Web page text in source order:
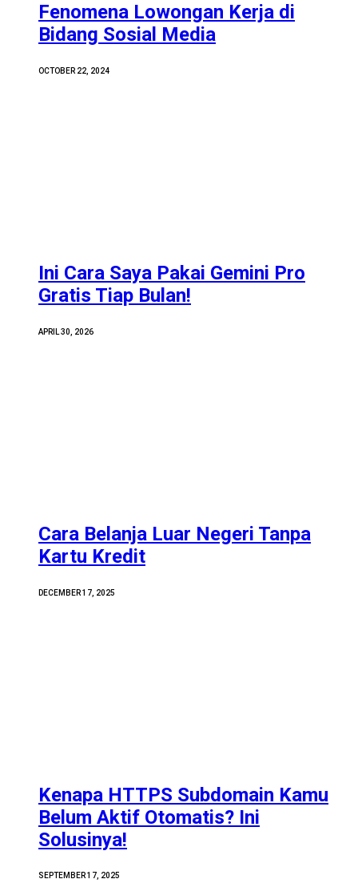
Fenomena Lowongan Kerja di
Bidang Sosial Media
OCTOBER 22, 2024
Ini Cara Saya Pakai Gemini Pro
Gratis Tiap Bulan!
APRIL 30, 2026
Cara Belanja Luar Negeri Tanpa
Kartu Kredit
DECEMBER 17, 2025
Kenapa HTTPS Subdomain Kamu
Belum Aktif Otomatis? Ini
Solusinya!
SEPTEMBER 17, 2025